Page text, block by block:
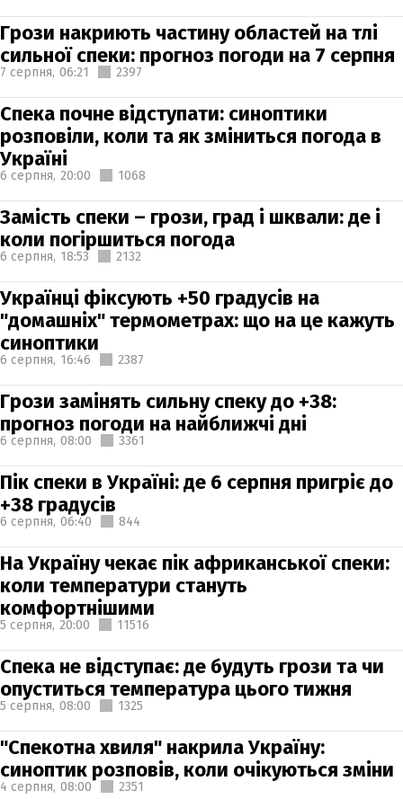
Грози накриють частину областей на тлі
сильної спеки: прогноз погоди на 7 серпня
7 серпня, 06:21 2397
Спека почне відступати: синоптики
розповіли, коли та як зміниться погода в
Україні
6 серпня, 20:00 1068
Замість спеки – грози, град і шквали: де і
коли погіршиться погода
6 серпня, 18:53 2132
Українці фіксують +50 градусів на
"домашніх" термометрах: що на це кажуть
синоптики
6 серпня, 16:46 2387
Грози замінять сильну спеку до +38:
прогноз погоди на найближчі дні
6 серпня, 08:00 3361
Пік спеки в Україні: де 6 серпня пригріє до
+38 градусів
6 серпня, 06:40 844
На Україну чекає пік африканської спеки:
коли температури стануть
комфортнішими
5 серпня, 20:00 11516
Спека не відступає: де будуть грози та чи
опуститься температура цього тижня
5 серпня, 08:00 1325
"Спекотна хвиля" накрила Україну:
синоптик розповів, коли очікуються зміни
4 серпня, 08:00 2351